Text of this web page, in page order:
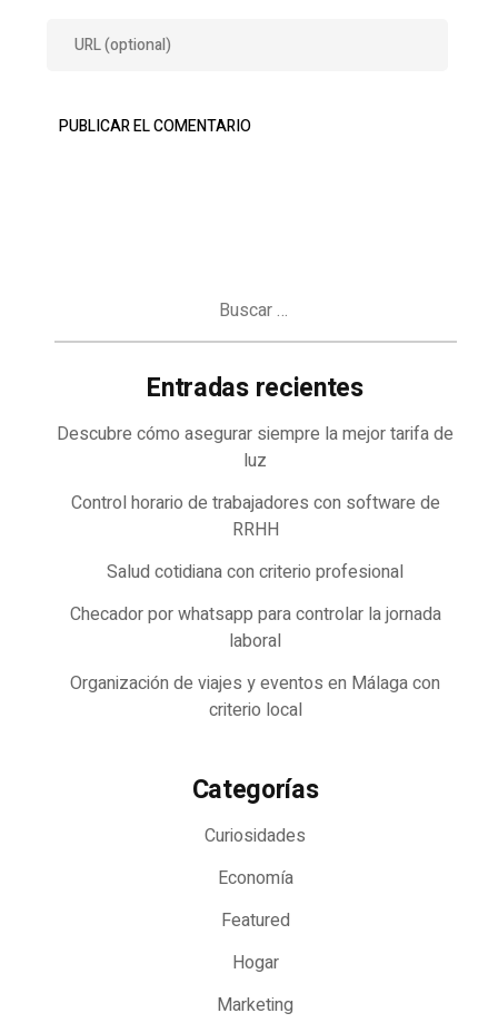
Entradas recientes
Descubre cómo asegurar siempre la mejor tarifa de
luz
Control horario de trabajadores con software de
RRHH
Salud cotidiana con criterio profesional
Checador por whatsapp para controlar la jornada
laboral
Organización de viajes y eventos en Málaga con
criterio local
Categorías
Curiosidades
Economía
Featured
Hogar
Marketing